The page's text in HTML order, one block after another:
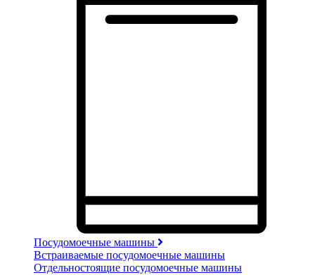
Посудомоечные машины
Встраиваемые посудомоечные машины
Отдельностоящие посудомоечные машины